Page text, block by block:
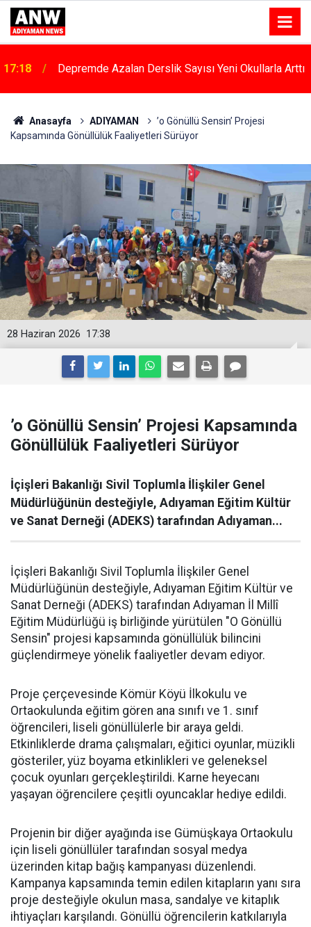
17:18 Depremde Azalan Derslik Sayısı Yeni Okullarla Arttı
Anasayfa ADIYAMAN
’o Gönüllü Sensin’ Projesi
Kapsamında Gönüllülük Faaliyetleri Sürüyor
17:38
28 Haziran 2026
’o Gönüllü Sensin’ Projesi Kapsamında
Gönüllülük Faaliyetleri Sürüyor
İçişleri Bakanlığı Sivil Toplumla İlişkiler Genel
Müdürlüğünün desteğiyle, Adıyaman Eğitim Kültür
ve Sanat Derneği (ADEKS) tarafından Adıyaman...
İçişleri Bakanlığı Sivil Toplumla İlişkiler Genel
Müdürlüğünün desteğiyle, Adıyaman Eğitim Kültür ve
Sanat Derneği (ADEKS) tarafından Adıyaman İl Millî
Eğitim Müdürlüğü iş birliğinde yürütülen "O Gönüllü
Sensin" projesi kapsamında gönüllülük bilincini
güçlendirmeye yönelik faaliyetler devam ediyor.
Proje çerçevesinde Kömür Köyü İlkokulu ve
Ortaokulunda eğitim gören ana sınıfı ve 1. sınıf
öğrencileri, liseli gönüllülerle bir araya geldi.
Etkinliklerde drama çalışmaları, eğitici oyunlar, müzikli
gösteriler, yüz boyama etkinlikleri ve geleneksel
çocuk oyunları gerçekleştirildi. Karne heyecanı
yaşayan öğrencilere çeşitli oyuncaklar hediye edildi.
Projenin bir diğer ayağında ise Gümüşkaya Ortaokulu
için liseli gönüllüler tarafından sosyal medya
üzerinden kitap bağış kampanyası düzenlendi.
Kampanya kapsamında temin edilen kitapların yanı sıra
proje desteğiyle okulun masa, sandalye ve kitaplık
ihtiyaçları karşılandı. Gönüllü öğrencilerin katkılarıyla